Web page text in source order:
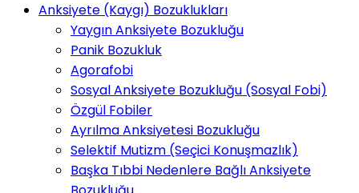
Anksiyete (Kaygı) Bozuklukları
Yaygın Anksiyete Bozukluğu
Panik Bozukluk
Agorafobi
Sosyal Anksiyete Bozukluğu (Sosyal Fobi)
Özgül Fobiler
Ayrılma Anksiyetesi Bozukluğu
Selektif Mutizm (Seçici Konuşmazlık)
Başka Tıbbi Nedenlere Bağlı Anksiyete